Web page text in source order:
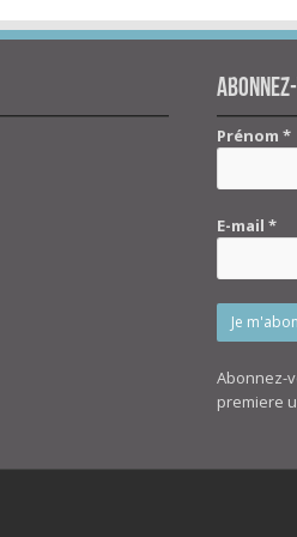
Prénom*
E-mail*
Abonnez-
premiere